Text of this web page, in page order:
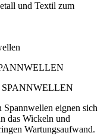
und Textil zum
Spannwellen eignen sich
das Wickeln und
Wartungsaufwand.